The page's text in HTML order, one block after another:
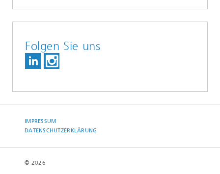
Folgen Sie uns
IMPRESSUM
DATENSCHUTZERKLÄRUNG
© 2026